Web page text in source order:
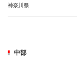
神奈川県
中部